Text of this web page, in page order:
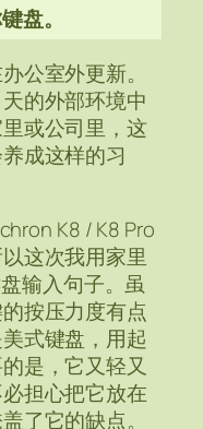
盘。
公室外更新。
的外部环境中
或公司里，这
成这样的习
K8 / K8 Pro
这次我用家里
输入句子。虽
按压力度有点
式键盘，用起
是，它又轻又
担心把它放在
了它的缺点。